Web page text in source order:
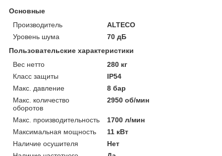
Основные
Производитель
ALTECO
Уровень шума
70 дБ
Пользовательские характеристики
Вес нетто
280 кг
Класс защиты
IP54
Макс. давление
8 бар
Макс. количество
оборотов
2950 об/мин
Макс. производительность
1700 л/мин
Максимальная мощность
11 кВт
Наличие осушителя
Нет